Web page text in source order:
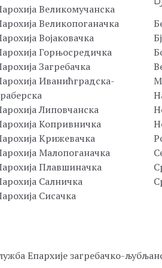
Великомучанска
Великопоганачка
Војаковачка
Горњосредичка
Загребачка
Иванићградска-
Липовчанска
Копривничка
Крижевачка
Малопоганачка
Плавшиначка
Салничка
Сисачка
Епархије загребачко-